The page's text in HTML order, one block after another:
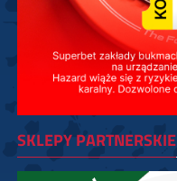
SKLEPY PARTNERSKIE